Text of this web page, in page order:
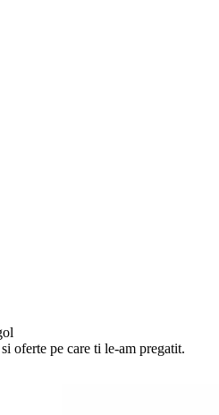
oferte pe care ti le-am pregatit.